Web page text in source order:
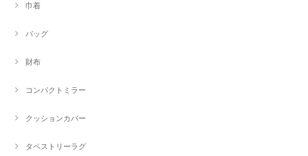
巾着
バッグ
財布
コンパクトミラー
クッションカバー
タペストリーラグ